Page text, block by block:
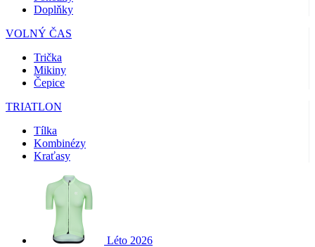
Doplňky
VOLNÝ ČAS
Trička
Mikiny
Čepice
TRIATLON
Tílka
Kombinézy
Kraťasy
Léto 2026